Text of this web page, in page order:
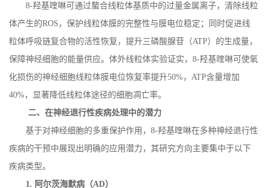
8-羟基喹啉可通过螯合线粒体基质中的过量金属离子，清除线粒
体产生的ROS ，保护线粒体膜的完整性与膜电位稳定；同时促进线
粒体呼吸链复合物的活性恢复，提升三磷酸腺苷（ATP）的生成量，
保障神经细胞的能量供应。体外线粒体实验证实， 8-羟基喹啉可使氧
化损伤的神经细胞线粒体膜电位恢复率提升50%， ATP含量增加
40%，显著降低线粒体途径的细胞凋亡率。
二、在神经退行性疾病处理中的潜力
基于对神经细胞的多重保护作用， 8-羟基喹啉在多种神经退行性
疾病的干预中展现出明确的应用潜力，其研究方向主要集中于以下
疾病类型。
1. 阿尔茨海默病（AD）